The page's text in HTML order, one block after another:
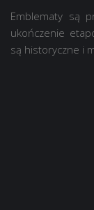
Emblematy są
ukończenie
są historyczne i